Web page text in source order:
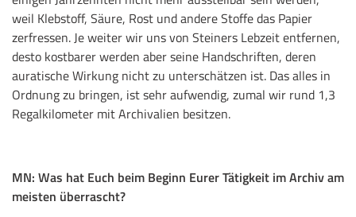
weil Klebstoff, Säure, Rost und andere Stoffe das Papier
zerfressen. Je weiter wir uns von Steiners Lebzeit entfernen,
desto kostbarer werden aber seine Handschriften, deren
auratische Wirkung nicht zu unterschätzen ist. Das alles in
Ordnung zu bringen, ist sehr aufwendig, zumal wir rund 1,3
Regalkilometer mit Archivalien besitzen.
MN: Was hat Euch beim Beginn Eurer Tätigkeit im Archiv am
meisten überrascht?